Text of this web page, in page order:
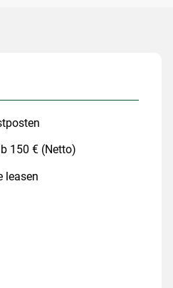
150 € (Netto)
leasen